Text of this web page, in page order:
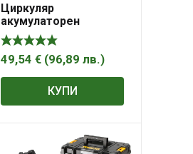
Циркуляр
акумулаторен
DAEWOO „UNI-BAT“ /
150mm, 20V Li-ion,
без батерия и
49,54€ (96,89лв.)
КУПИ